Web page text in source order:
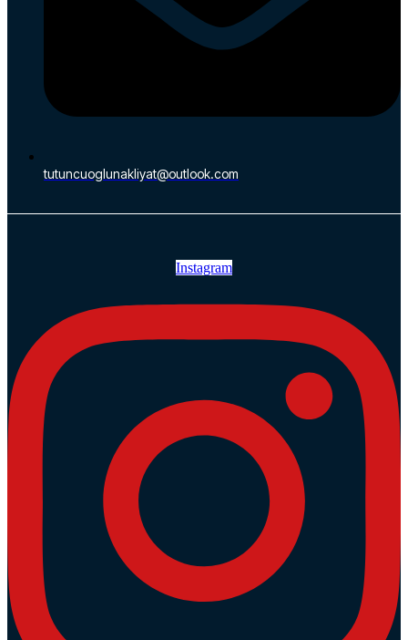
tutuncuoglunakliyat@outlook.com
Instagram